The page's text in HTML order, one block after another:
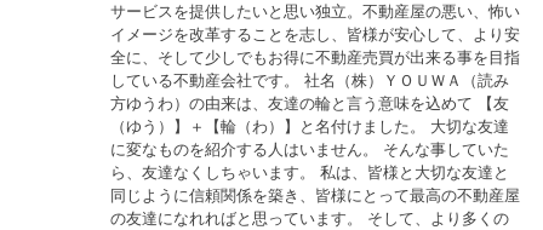
サービスを提供したいと思い独立。不動産屋の悪い、怖い
イメージを改革することを志し、皆様が安心して、より安
全に、そして少しでもお得に不動産売買が出来る事を目指
している不動産会社です。 社名（株）ＹＯＵＷＡ（読み
方ゆうわ）の由来は、友達の輪と言う意味を込めて 【友
（ゆう）】＋【輪（わ）】と名付けました。 大切な友達
に変なものを紹介する人はいません。 そんな事していた
ら、友達なくしちゃいます。 私は、皆様と大切な友達と
同じように信頼関係を築き、皆様にとって最高の不動産屋
の友達になれればと思っています。 そして、より多くの